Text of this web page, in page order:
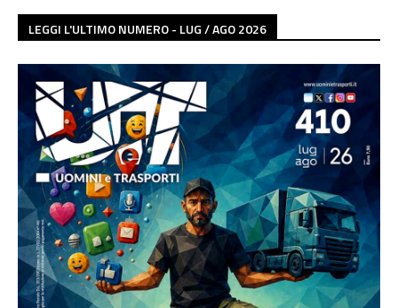
LEGGI L'ULTIMO NUMERO - LUG / AGO 2026